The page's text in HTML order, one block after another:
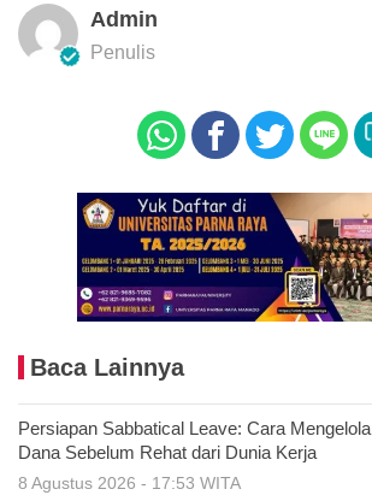
Admin
Penulis
Baca Lainnya
Persiapan Sabbatical Leave: Cara Mengelola
Dana Sebelum Rehat dari Dunia Kerja
8 Agustus 2026 - 17:53 WITA